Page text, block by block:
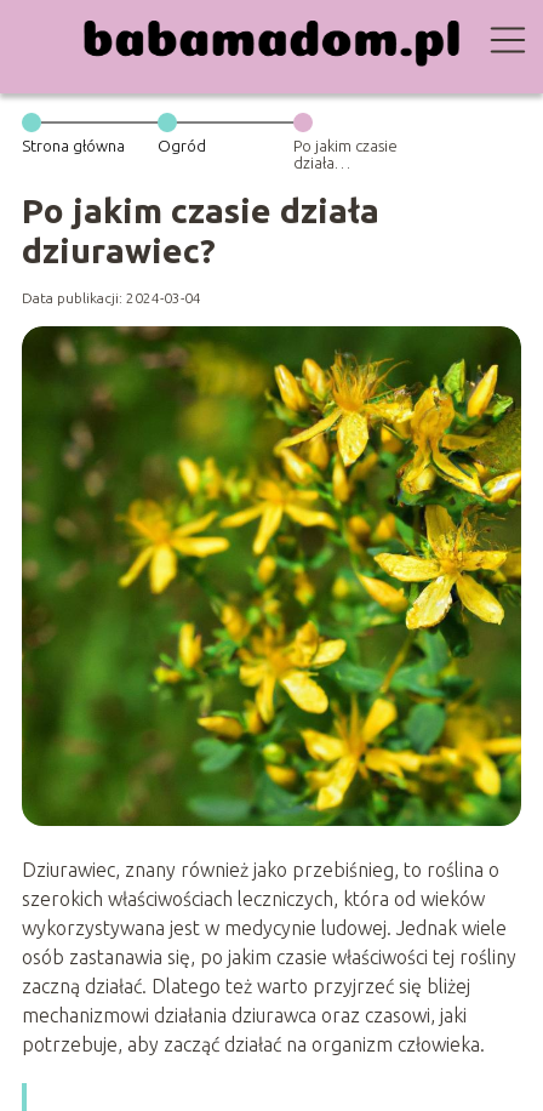
Strona główna Ogród
Po jakim czasie
działa
Po jakim czasie działa
dziurawiec?
Data publikacji: 2024-03-04
Dziurawiec, znany również jako przebiśnieg, to roślina o
szerokich właściwościach leczniczych, która od wieków
wykorzystywana jest w medycynie ludowej. Jednak wiele
osób zastanawia się, po jakim czasie właściwości tej rośliny
zaczną działać. Dlatego też warto przyjrzeć się bliżej
mechanizmowi działania dziurawca oraz czasowi, jaki
potrzebuje, aby zacząć działać na organizm człowieka.